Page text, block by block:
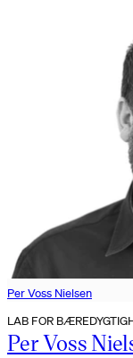
Per Voss Nielsen
LAB FOR
Per Voss